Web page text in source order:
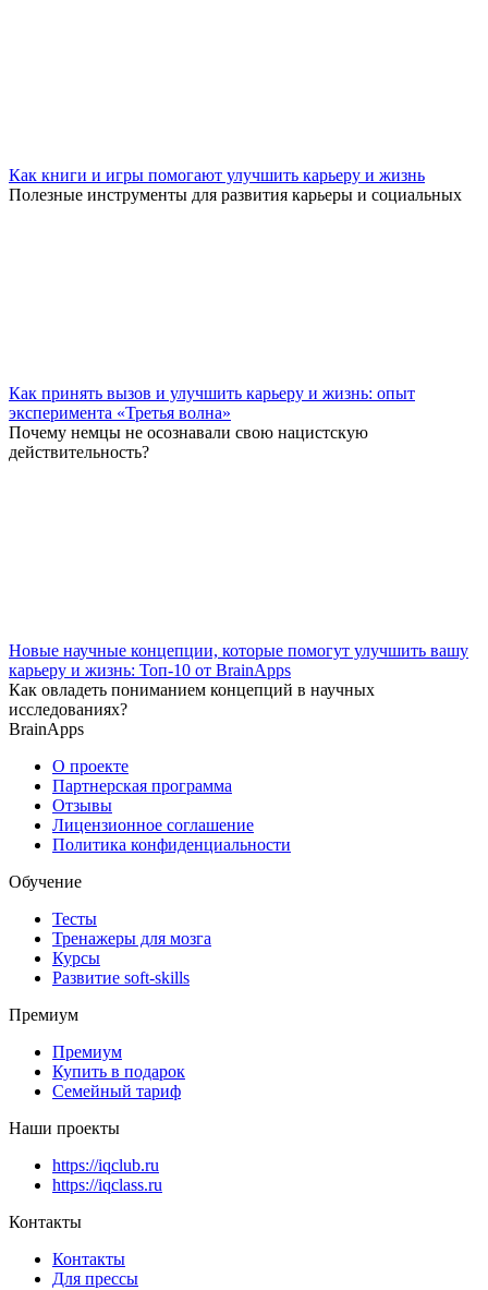
Как книги и игры помогают улучшить карьеру и жизнь
Полезные инструменты для развития карьеры и социальных
Как принять вызов и улучшить карьеру и жизнь: опыт
эксперимента «Третья волна»
Почему немцы не осознавали свою нацистскую
действительность?
Новые научные концепции, которые помогут улучшить вашу
карьеру и жизнь: Топ-10 от BrainApps
Как овладеть пониманием концепций в научных
исследованиях?
BrainApps
О проекте
Партнерская программа
Отзывы
Лицензионное соглашение
Политика конфиденциальности
Обучение
Тесты
Тренажеры для мозга
Курсы
Развитие soft-skills
Премиум
Премиум
Купить в подарок
Семейный тариф
Наши проекты
https://iqclub.ru
https://iqclass.ru
Контакты
Контакты
Для прессы